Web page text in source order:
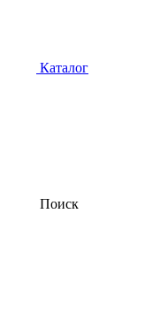
Каталог
Поиск